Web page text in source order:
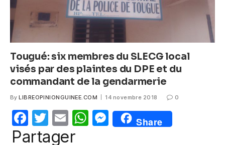
Tougué: six membres du SLECG local
visés par des plaintes du DPE et du
commandant de la gendarmerie
By LIBREOPINIONGUINEE.COM 14 novembre 2018 0
F
a
T
w
E
m
W M
e
Share
Partager